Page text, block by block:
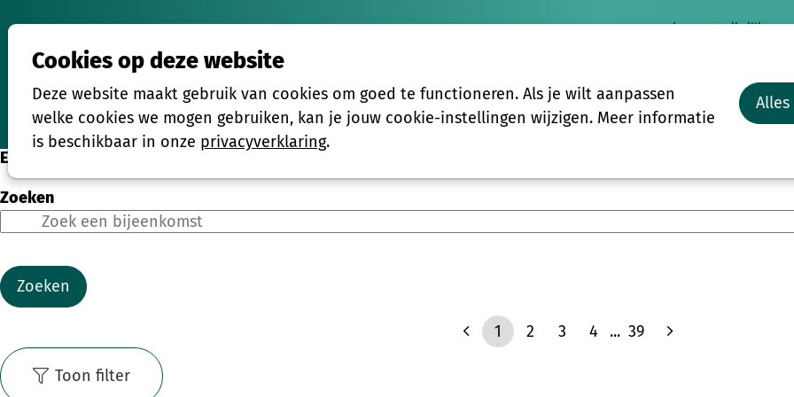
Cookies op deze website
Deze website maakt gebruik van cookies om goed te functioneren. Als je wilt aanpassen
welke cookies we mogen gebruiken, kan je jouw cookie-instellingen wijzigen. Meer informatie
is beschikbaar in onze privacyverklaring.
Home
Activiteiten Vrijwilligers Groepen Meer Start-to-
Nieuws
Eenmalige activiteiten
Zoeken
Zoeken
1 2 3 4 ... 39
Toon filter